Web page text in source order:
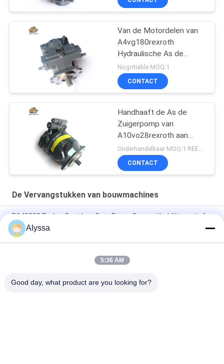
Van de Motordelen van
A4vg180rexroth
Hydraulische As de
Zuigerpomp voor het
Mengen van Trommel
Nogotiable MOQ:1
CONTACT
Handhaaft de As de
Zuigerpomp van
A10vo28rexroth aan
Concrete Vrachtwagen
Reparatie
Onderhandelbaar MOQ:1 REEKS
CONTACT
De Vervangstukken van bouwmachines
D149283 Parker Cast Iron Gear Pump Compatibel Alternatief
Een perfecte vervanging voor de Parker 7049521126 met een
uitstekende waarde, superieure slijtvastheid en naadloze
Alyssa
5:36 AM
Good day, what product are you looking for?